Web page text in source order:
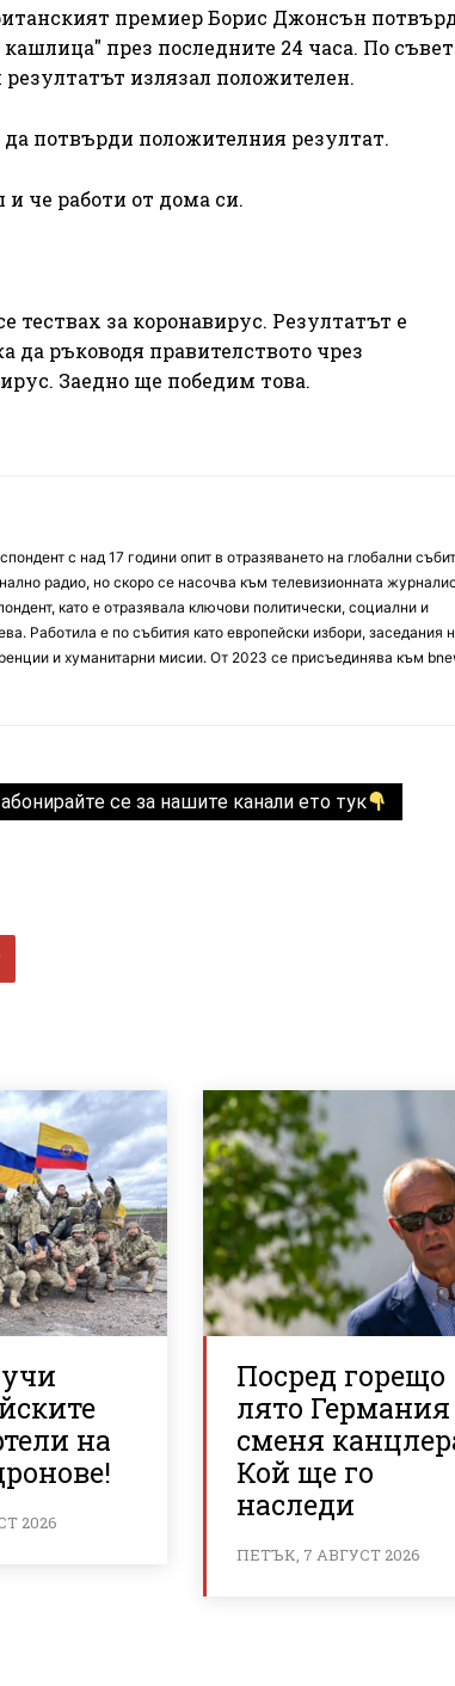
премиер Борис Джонсън
през последните 24 часа. По
излязал положителен.
да потвърди положителния резултат.
че работи от дома си.
тествах за коронавирус. Резултатът е
да ръководя правителството чрез
Заедно ще победим това.
с над 17 години опит в отразяването на глобални
радио, но скоро се насочва към телевизионната
като е отразявала ключови политически, социални и
Работила е по събития като европейски избори, заседания
и хуманитарни мисии. От 2023 се присъединява към
се за нашите канали ето тук
на
2026
Посред горещо
лято Германия
сменя
Кой ще го
наследи
ПЕТЪК, 7 АВГУСТ 2026